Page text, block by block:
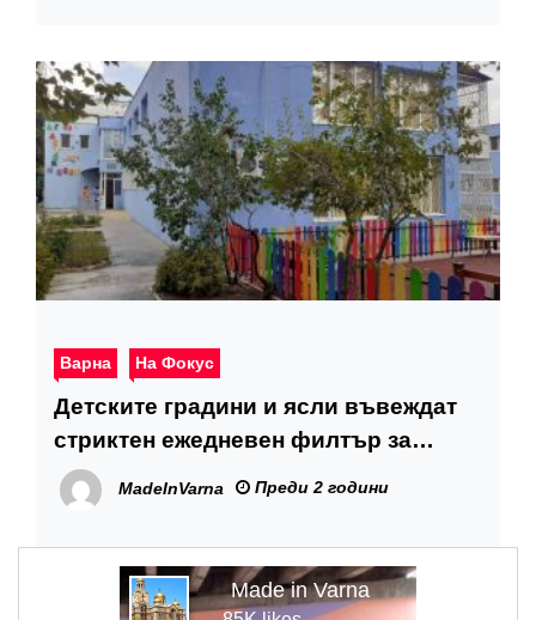
Варна На Фокус
Детските градини и ясли въвеждат
стриктен ежедневен филтър за
недопускане на заболели деца
MadeInVarna Преди 2 години
Made in Varna